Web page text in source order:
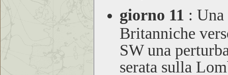
giorno 11 : Una
Britanniche
SW una
serata sulla